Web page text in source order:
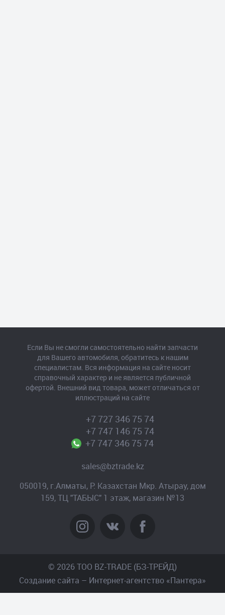
+7 727 346 75 74
+7 747 146 75 74
+7 747 346 75 74
sales@bztrade.kz
050019, г.Алматы, Р. Казахстан Мкр. Атырау, дом
159, ТЦ "ТАБЫС" 1 этаж, магазин №13
Если Вы не смогли самостоятельно найти запчасти
для Вашего автомобиля, обратитесь к нашим
специалистам. Вся информация на сайте носит
справочный характер и не является публичной
офертой. Внешний вид товара, может отличаться от
иллюстраций на сайте
© 2026 TOO BZ-TRADE (БЗ-ТРЕЙД)
Создание сайта – Интернет-агентство «Пантера»